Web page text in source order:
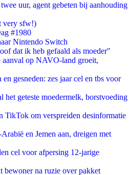
uur, agent gebeten bij aanhouding
very sfw!)
#1980
Nintendo Switch
dat ik heb gefaald als moeder"
aanval op NAVO-land groeit,
gesneden: zes jaar cel en tbs voor
geteste moedermelk, borstvoeding
TikTok om verspreiden desinformatie
en Jemen aan, dreigen met
cel voor afpersing 12-jarige
bewoner na ruzie over pakket